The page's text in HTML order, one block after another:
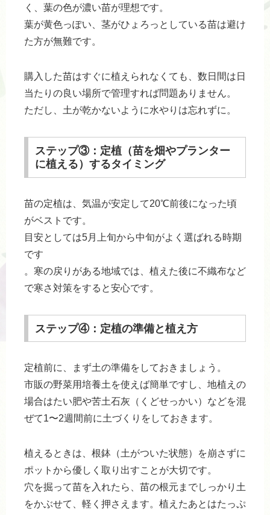
く、葉の色が濃い苗が理想です。
葉が黄色っぽい、茎がひょろっとしている苗は避け
た方が無難です。
購入した苗はすぐに植えられなくても、数日間は日
当たりの良い場所で管理すれば問題ありません。
ただし、土が乾かないように水やりは忘れずに。
ステップ③：定植（苗を畑やプランター
に植える）するタイミング
苗の定植は、気温が安定して20℃前後になった頃
がベストです。
目安としては5月上旬から中旬がよく選ばれる時期
です
。寒の戻りがある地域では、植えた後に不織布など
で寒さ対策をすると安心です。
ステップ④：定植の準備と植え方
定植前に、まず土の準備をしておきましょう。
市販の野菜用培養土を使えば簡単ですし、地植えの
場合はたい肥や苦土石灰（くどせっかい）などを混
ぜて1〜2週間前に土づくりをしておきます。
植えるときは、根鉢（土がついた状態）を崩さずに
ポットから優しく取り出すことが大切です。
穴を掘って苗を入れたら、苗の根元までしっかり土
をかぶせて、軽く押さえます。植えたあとはたっぷ